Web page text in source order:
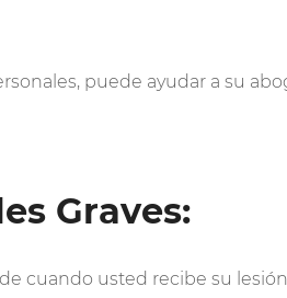
puede ayudar a su
Graves:
cuando usted recibe su